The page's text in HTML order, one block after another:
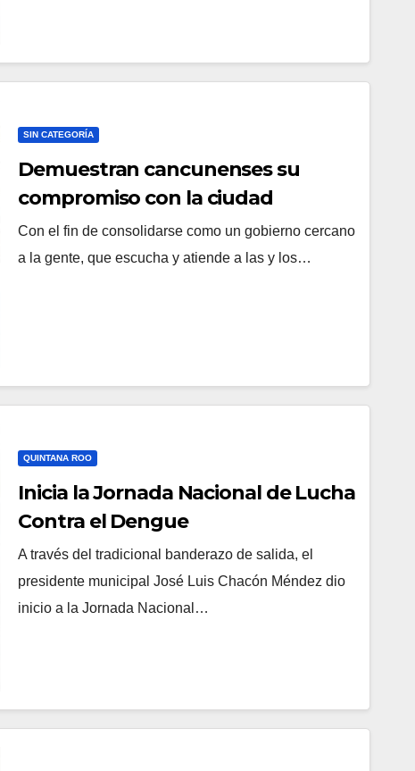
SIN CATEGORÍA
Demuestran cancunenses su
compromiso con la ciudad
Con el fin de consolidarse como un gobierno cercano
a la gente, que escucha y atiende a las y los…
QUINTANA ROO
Inicia la Jornada Nacional de Lucha
Contra el Dengue
A través del tradicional banderazo de salida, el
presidente municipal José Luis Chacón Méndez dio
inicio a la Jornada Nacional…